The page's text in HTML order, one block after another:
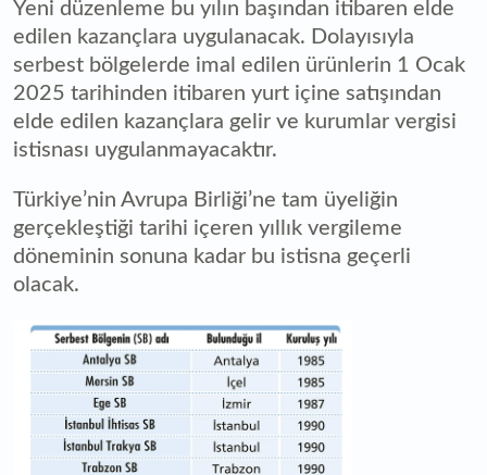
Yeni düzenleme bu yılın başından itibaren elde
edilen kazançlara uygulanacak. Dolayısıyla
serbest bölgelerde imal edilen ürünlerin 1 Ocak
2025 tarihinden itibaren yurt içine satışından
elde edilen kazançlara gelir ve kurumlar vergisi
istisnası uygulanmayacaktır.
Türkiye’nin Avrupa Birliği’ne tam üyeliğin
gerçekleştiği tarihi içeren yıllık vergileme
döneminin sonuna kadar bu istisna geçerli
olacak.